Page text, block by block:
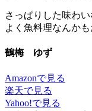
さっぱりした味わ
よく魚料理なんかも
鶴梅 ゆず
Amazonで見る
楽天で見る
Yahoo!で見る